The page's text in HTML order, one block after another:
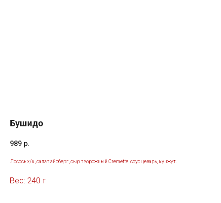
Бушидо
989 р.
Лосось х/к, салат айсберг, сыр творожный Cremette, соус цезарь, кунжут.
Вес: 240 г